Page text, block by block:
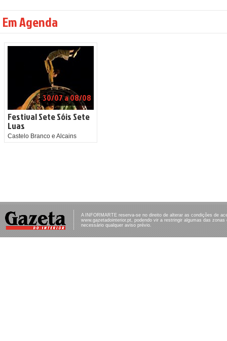
Em Agenda
30/07 a 08/08
Festival Sete Sóis Sete
Luas
Castelo Branco e Alcains
A INFORMARTE reserva-se no direito de alterar as condições de
www.gazetadointerior.pt, podendo vir a restringir algumas das
necessário qualquer aviso prévio.